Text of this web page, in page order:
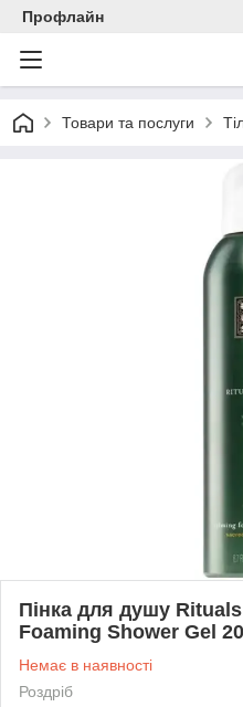
Профлайн
Товари та послуги
Пінка для душу
Foaming Shower Gel
Немає в наявності
Роздріб